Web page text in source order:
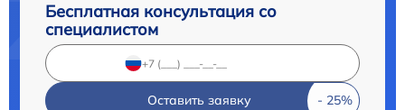
Бесплатная консультация со
специалистом
Оставить заявку